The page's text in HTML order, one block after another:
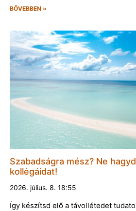
BŐVEBBEN »
Szabadságra mész? Ne
kollégáidat!
2026. július. 8. 18:55
Így készítsd elő a távollétedet